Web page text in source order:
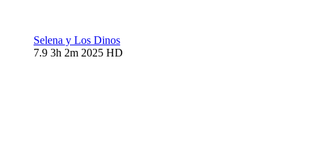
Selena y Los Dinos
7.9 3h 2m 2025 HD